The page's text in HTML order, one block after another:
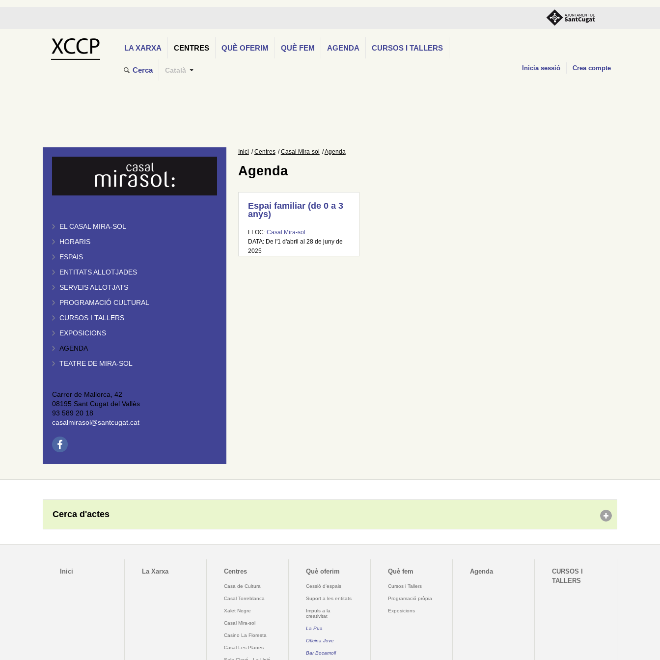
LA XARXA CENTRES QUÈ OFERIM QUÈ FEM AGENDA CURSOS I TALLERS
Cerca Català Inicia sessió Crea compte
EL CASAL MIRA-SOL
HORARIS
ESPAIS
ENTITATS ALLOTJADES
SERVEIS ALLOTJATS
PROGRAMACIÓ CULTURAL
CURSOS I TALLERS
EXPOSICIONS
AGENDA
TEATRE DE MIRA-SOL
Carrer de Mallorca, 42
08195 Sant Cugat del Vallès
93 589 20 18
casalmirasol@santcugat.cat
Inici Centres Casal Mira-sol Agenda
Agenda
Espai familiar (de 0 a 3
anys)
LLOC: Casal Mira-sol
DATA: De l'1 d'abril al 28 de juny de
2025
Cerca d'actes
Inici La Xarxa Centres
Casa de Cultura
Casal Torreblanca
Xalet Negre
Casal Mira-sol
Casino La Floresta
Casal Les Planes
Què oferim
Cessió d'espais
Suport a les entitats
Impuls a la
creativitat
La Pua
Oficina Jove
Bar Bocamoll
Què fem
Cursos i Tallers
Programació pròpia
Exposicions
Agenda
CURSOS I
TALLERS